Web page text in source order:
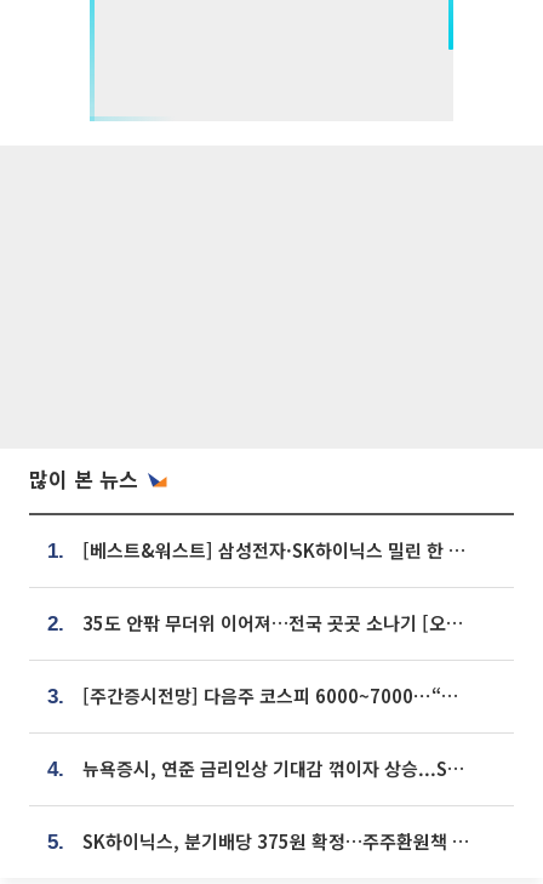
많이 본 뉴스
1. [베스트&워스트] 삼성전자·SK하이닉스 밀린 한 주…상상인증권은 85% 급등
2. 35도 안팎 무더위 이어져…전국 곳곳 소나기 [오늘 날씨]
3. [주간증시전망] 다음주 코스피 6000~7000⋯“外人 수급은 정책이 변수”
4. 뉴욕증시, 연준 금리인상 기대감 꺾이자 상승...S&P500 사상 최고치 [종합]
5. SK하이닉스, 분기배당 375원 확정…주주환원책 9월로 앞당겨 발표